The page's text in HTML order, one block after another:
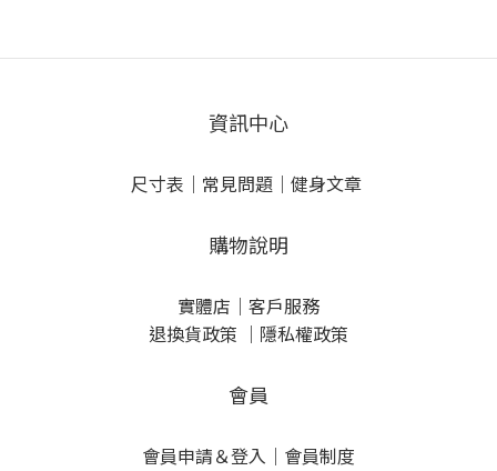
資訊中心
尺寸表 ｜ 常見問題 ｜ 健身文章
購物說明
實體店 ｜ 客戶服務
退換貨政策 ｜ 隱私權政策
會員
會員申請＆登入 ｜ 會員制度